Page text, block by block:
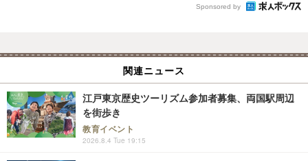
Sponsored by
関連ニュース
江戸東京歴史ツーリズム参加者募集、両国駅周辺
を街歩き
教育イベント
2026.8.4 Tue 19:15